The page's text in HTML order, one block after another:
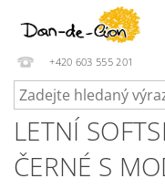
+420 603 555 201
LETNÍ
ČERNÉ S